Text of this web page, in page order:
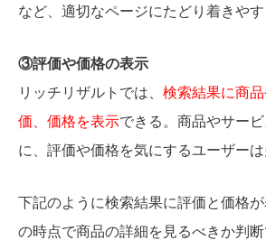
など、適切なページにたどり着きやす
③評価や価格の表示
リッチリザルトでは、 検索結果に商
価、価格を表示できる。商品やサー
に、評価や価格を気にするユーザーは
下記のように検索結果に評価と価格
の時点で商品の詳細を見るべきか判断